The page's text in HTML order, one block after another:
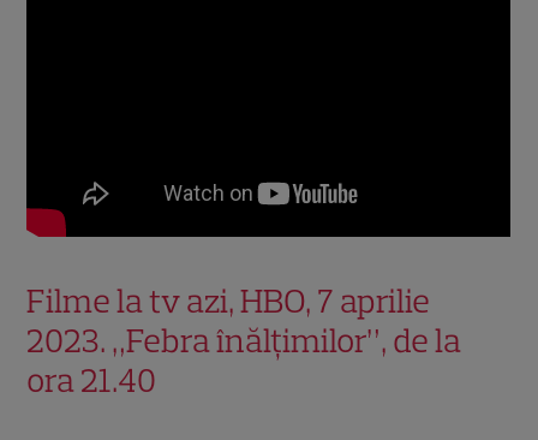
Filme la tv azi, HBO, 7 aprilie
2023. „Febra înălțimilor”, de la
ora 21.40